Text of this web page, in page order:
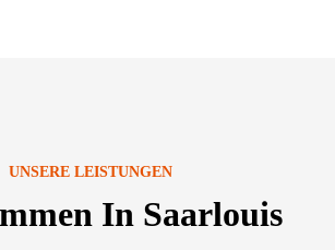
UNSERE LEISTUNGEN
In Saarlouis